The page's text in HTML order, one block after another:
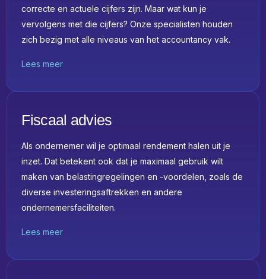
correcte en actuele cijfers zijn. Maar wat kun je
vervolgens met die cijfers? Onze specialisten houden
zich bezig met alle niveaus van het accountancy vak.
Lees meer
Fiscaal advies
Als ondernemer wil je optimaal rendement halen uit je
inzet. Dat betekent ook dat je maximaal gebruik wilt
maken van belastingregelingen en -voordelen, zoals de
diverse investeringsaftrekken en andere
ondernemersfaciliteiten.
Lees meer